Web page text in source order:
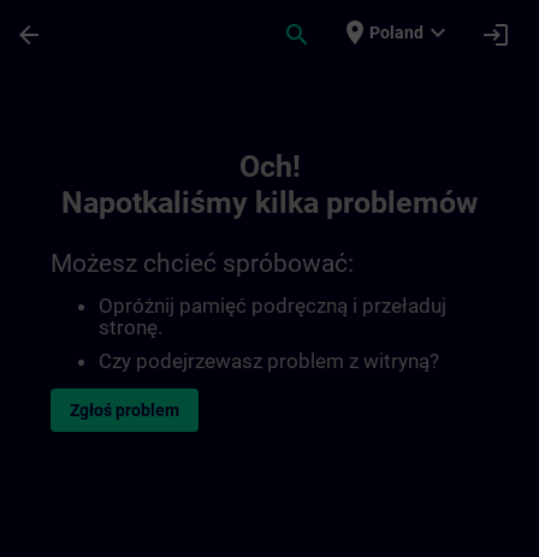
arrow_back search place Poland expand_more login
Och!
Napotkaliśmy kilka problemów
Możesz chcieć spróbować:
Opróżnij pamięć podręczną i przeładuj
stronę.
Czy podejrzewasz problem z witryną?
Zgłoś problem